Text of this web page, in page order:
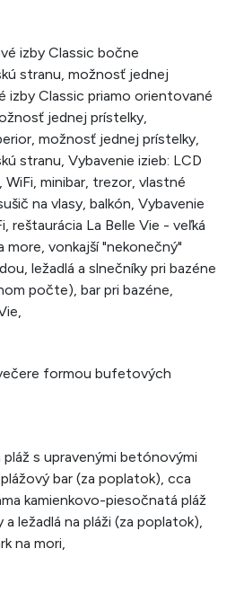
izby Classic bočne
stranu, možnosť jednej
izby Classic priamo orientované
jednej prístelky,
možnosť jednej prístelky,
stranu, Vybavenie izieb: LCD
WiFi, minibar, trezor, vlastné
na vlasy, balkón, Vybavenie
reštaurácia La Belle Vie - veľká
more, vonkajší "nekonečný"
ležadlá a slnečníky pri bazéne
počte), bar pri bazéne,
formou bufetových
s upravenými betónovými
bar (za poplatok), cca
kamienkovo-piesočnatá pláž
a ležadlá na pláži (za poplatok),
na mori,